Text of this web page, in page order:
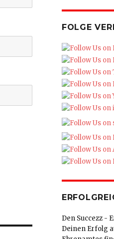
FOLGE
Den Succezz -
Deinen Erfolg